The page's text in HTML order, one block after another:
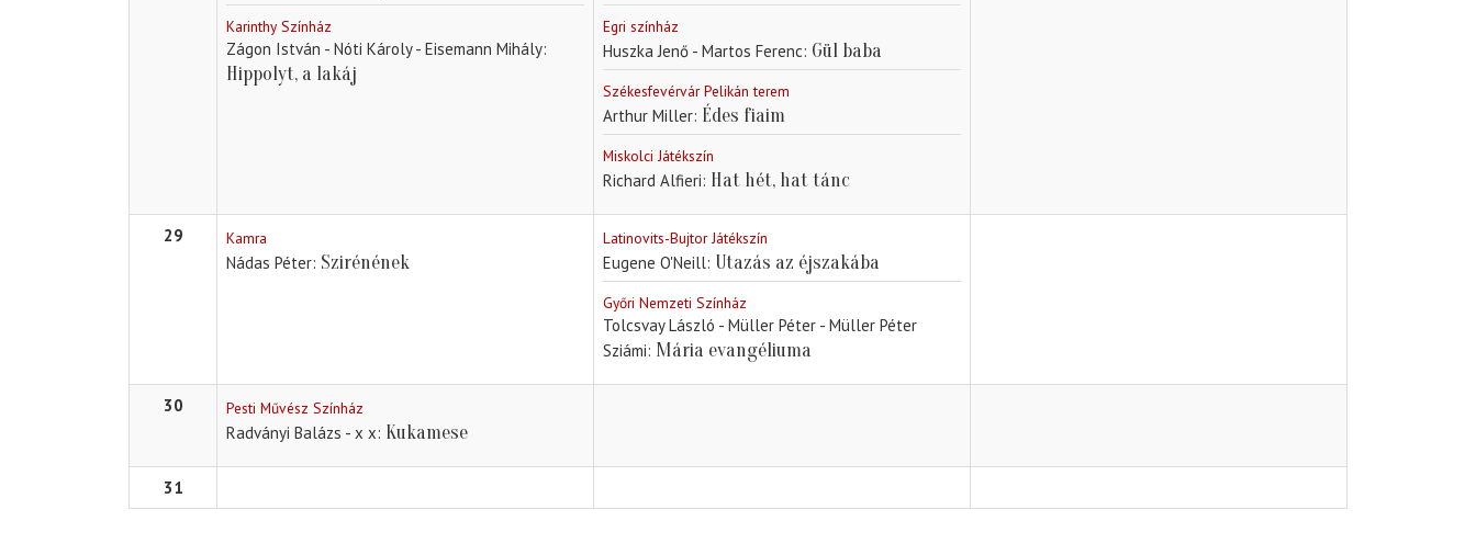
Karinthy Színház
Zágon István - Nóti Károly - Eisemann Mihály
Hippolyt, a lakáj
Egri színház
Huszka Jenő - Martos Ferenc Gül baba
Székesfevérvár Pelikán terem
Arthur Miller Édes fiaim
Miskolci Játékszín
Richard Alfieri Hat hét, hat tánc
29 Kamra
Nádas Péter Szirénének
Latinovits-Bujtor Játékszín
Eugene O'Neill Utazás az éjszakába
Győri Nemzeti Színház
Tolcsvay László - Müller Péter - Müller Péter
Sziámi Mária evangéliuma
30 Pesti Művész Színház
Radványi Balázs - x x Kukamese
31